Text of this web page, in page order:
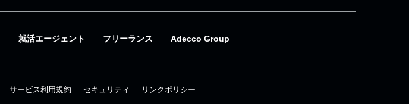
就活エージェント フリーランス Adecco Group
サービス利用規約 セキュリティ リンクポリシー